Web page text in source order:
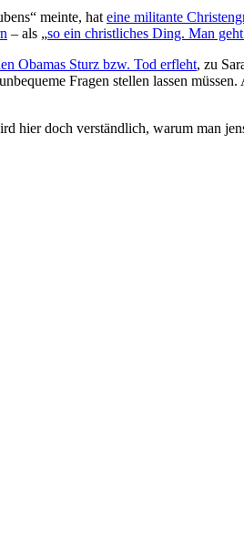
meinte, hat eine militante
– als „so ein christliches Ding. Man
Obamas Sturz bzw. Tod erfleht, zu
Fragen stellen lassen
hier doch verständlich, warum man